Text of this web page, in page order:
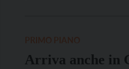
Arriva anche in